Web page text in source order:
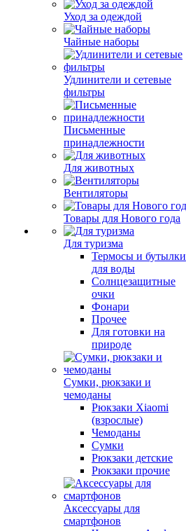
Уход за одеждой
Чайные наборы
Удлинители и сетевые
фильтры
Письменные
принадлежности
Для животных
Вентиляторы
Товары для Нового года
Для туризма
Термосы и бутылки
для воды
Солнцезащитные
очки
Фонари
Прочее
Для готовки на
природе
Сумки, рюкзаки и
чемоданы
Рюкзаки Xiaomi
(взрослые)
Чемоданы
Сумки
Рюкзаки детские
Рюкзаки прочие
Аксессуары для
смартфонов